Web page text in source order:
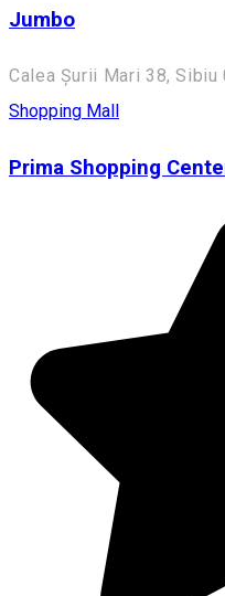
Jumbo
Calea Șurii Mari 38, Sibiu
Shopping Mall
Prima Shopping